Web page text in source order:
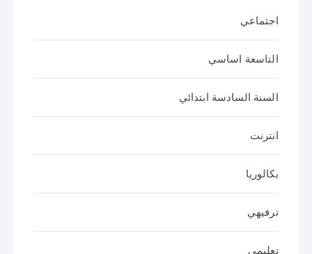
اجتماعي
التاسعة اساسي
السنة السادسة ابتدائي
انترنت
بكالوريا
ترفيهي
تعليمي